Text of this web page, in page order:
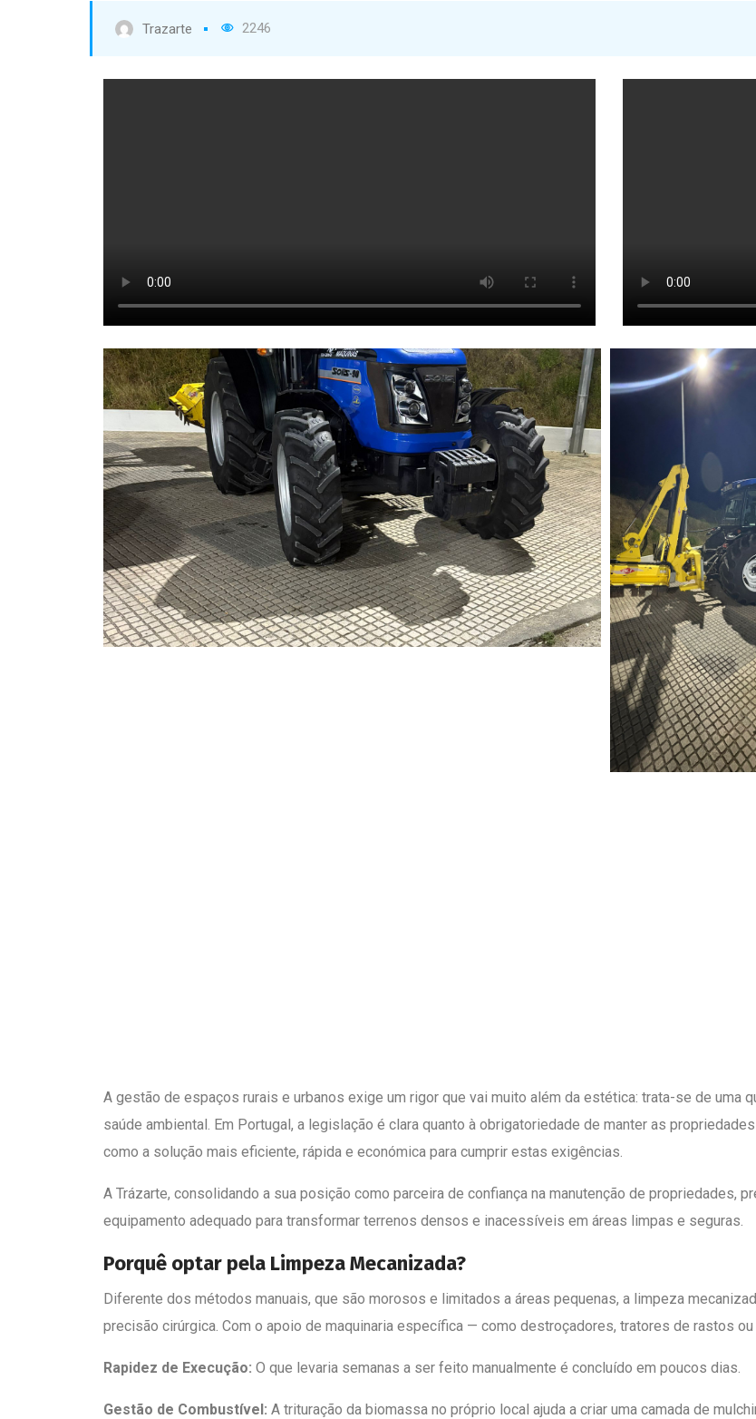
Trazarte 2246
A gestão de espaços rurais e urbanos exige um rigor que vai muito além da estética: trata-se de uma
saúde ambiental. Em Portugal, a legislação é clara quanto à obrigatoriedade de manter as
como a solução mais eficiente, rápida e económica para cumprir estas exigências.
A Trázarte, consolidando a sua posição como parceira de confiança na manutenção de propriedades,
equipamento adequado para transformar terrenos densos e inacessíveis em áreas limpas e seguras.
Porquê optar pela Limpeza Mecanizada?
Diferente dos métodos manuais, que são morosos e limitados a áreas pequenas, a limpeza
precisão cirúrgica. Com o apoio de maquinaria específica — como destroçadores, tratores de rastos
Rapidez de Execução: O que levaria semanas a ser feito manualmente é concluído em poucos dias.
Gestão de Combustível: A trituração da biomassa no próprio local ajuda a criar uma camada de